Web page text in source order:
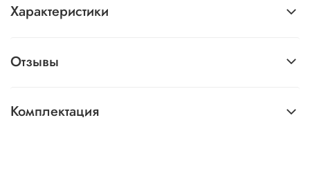
Характеристики
Отзывы
Комплектация